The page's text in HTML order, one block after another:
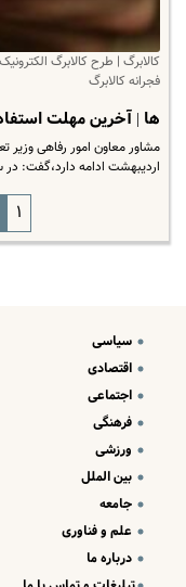
کالابرگ | طرح کالابرگ
فجرانه کالابرگ
ها | آخرین مهلت
اردیبهشت ادامه دارد،‌گفت: در
۱
سیاسی
اقتصادی
اجتماعی
فرهنگی
ورزشی
بین الملل
جامعه
علم و فناوری
درباره ما